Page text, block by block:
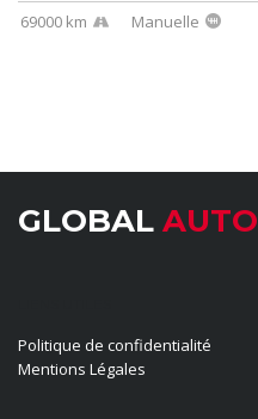
69000 km Manuelle
GLOBAL AUTO
Politique de confidentialité
Mentions Légales